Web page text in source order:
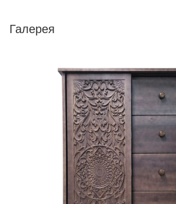
Галерея